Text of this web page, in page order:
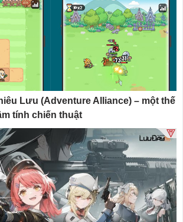
Lưu (Adventure Alliance) – một thế
tính chiến thuật